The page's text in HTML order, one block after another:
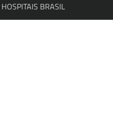
HOSPITAIS BRASIL